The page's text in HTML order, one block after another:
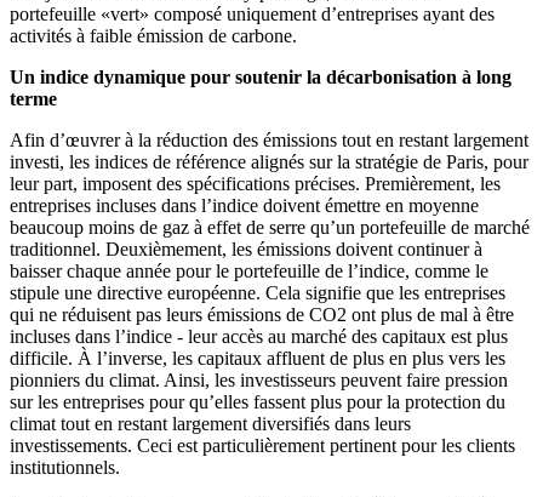
portefeuille «vert» composé uniquement d’entreprises ayant des
activités à faible émission de carbone.
Un indice dynamique pour soutenir la décarbonisation à long
terme
Afin d’œuvrer à la réduction des émissions tout en restant largement
investi, les indices de référence alignés sur la stratégie de Paris, pour
leur part, imposent des spécifications précises. Premièrement, les
entreprises incluses dans l’indice doivent émettre en moyenne
beaucoup moins de gaz à effet de serre qu’un portefeuille de marché
traditionnel. Deuxièmement, les émissions doivent continuer à
baisser chaque année pour le portefeuille de l’indice, comme le
stipule une directive européenne. Cela signifie que les entreprises
qui ne réduisent pas leurs émissions de CO2 ont plus de mal à être
incluses dans l’indice - leur accès au marché des capitaux est plus
difficile. À l’inverse, les capitaux affluent de plus en plus vers les
pionniers du climat. Ainsi, les investisseurs peuvent faire pression
sur les entreprises pour qu’elles fassent plus pour la protection du
climat tout en restant largement diversifiés dans leurs
investissements. Ceci est particulièrement pertinent pour les clients
institutionnels.